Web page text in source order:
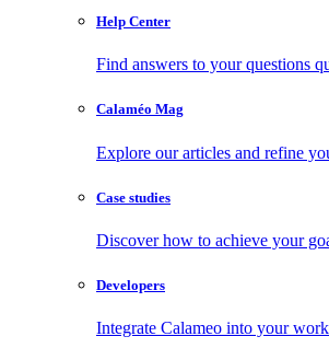
Help Center
Find answers to your questions
Calaméo Mag
Explore our articles and refine
Case studies
Discover how to achieve your
Developers
Integrate Calameo into your